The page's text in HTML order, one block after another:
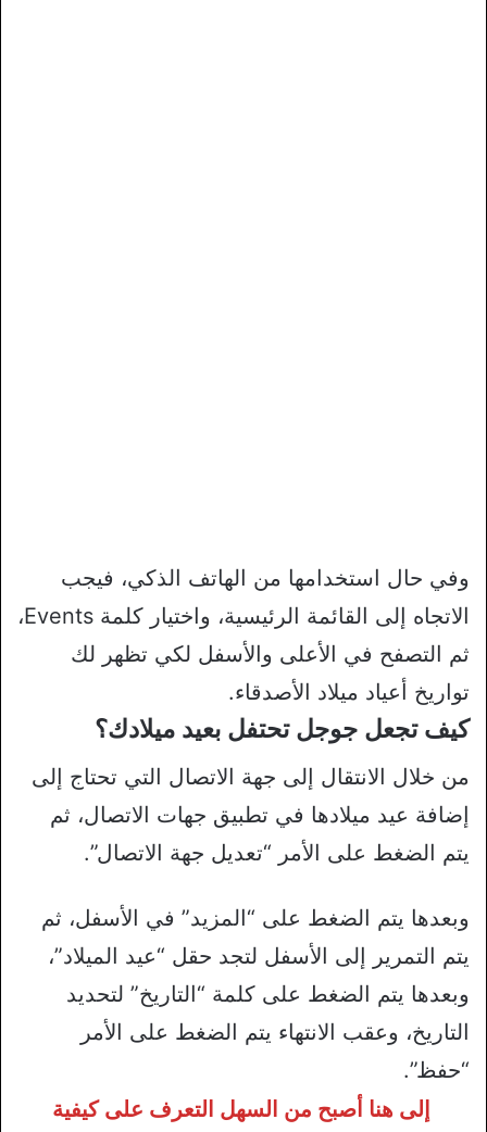
وفي حال استخدامها من الهاتف الذكي، فيجب
الاتجاه إلى القائمة الرئيسية، واختيار كلمة Events،
ثم التصفح في الأعلى والأسفل لكي تظهر لك
تواريخ أعياد ميلاد الأصدقاء.
كيف تجعل جوجل تحتفل بعيد ميلادك؟
من خلال الانتقال إلى جهة الاتصال التي تحتاج إلى
إضافة عيد ميلادها في تطبيق جهات الاتصال، ثم
يتم الضغط على الأمر “تعديل جهة الاتصال”.
وبعدها يتم الضغط على “المزيد” في الأسفل، ثم
يتم التمرير إلى الأسفل لتجد حقل “عيد الميلاد”،
وبعدها يتم الضغط على كلمة “التاريخ” لتحديد
التاريخ، وعقب الانتهاء يتم الضغط على الأمر
“حفظ”.
إلى هنا أصبح من السهل التعرف على كيفية